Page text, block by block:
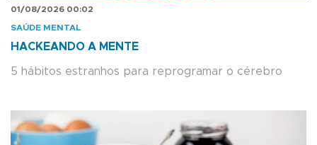
01/08/2026 00:02
SAÚDE MENTAL
HACKEANDO A MENTE
5 hábitos estranhos para reprogramar o cérebro